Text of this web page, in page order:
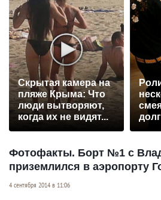
Скрытая камера на
пляже Крыма: Что
люди вытворяют,
когда их не видят...
Фотофакты. Борт №1 с
приземлился в аэропорту
4 сентября 2014 в 11:06